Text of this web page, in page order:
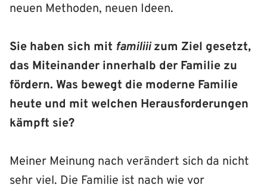
neuen Methoden, neuen Ideen.
Sie haben sich mit familiiizum Ziel gesetzt,
das Miteinander innerhalb der Familie zu
fördern. Was bewegt die moderne Familie
heute und mit welchen Herausforderungen
kämpft sie?
Meiner Meinung nach verändert sich da nicht
sehr viel. Die Familie ist nach wie vor